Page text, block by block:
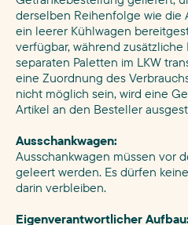
derselben Reihenfolge wie die
ein leerer Kühlwagen
verfügbar, während
separaten Paletten im LKW
eine Zuordnung des
nicht möglich sein, wird eine
Artikel an den Besteller
Ausschankwagen:
Ausschankwagen müssen vor
geleert werden. Es dürfen
darin verbleiben.
Eigenverantwortlicher Aufbau: